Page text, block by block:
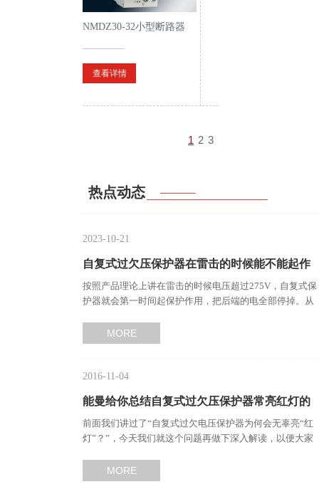
NMDZ30-32小型断路器
查看详情
1 2 3
热点动态
2023-10-21
自复式过欠压保护器在雷击的时候能不能起作
用？…
按照产品理论上讲在雷击的时候电压超过275V，自复式保
护器就会第一时间起保护作用，把后端的电全部停掉。从
MORE
2016-11-04
能曼给你总结自复式过欠压保护器常亮红灯的
原因及解决办法…
前面我们讲过了“自复式过欠电压保护器为何会无辜亮“红
灯”？”，今天我们就这个问题再做下深入解读，以便大家
MORE